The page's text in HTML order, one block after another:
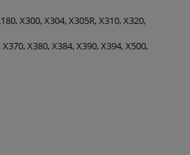
X300, X304, X305R, X310, X320,
X380, X384, X390, X394, X500,